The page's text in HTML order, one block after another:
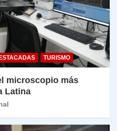
TURISMO
microscopio más
Latina